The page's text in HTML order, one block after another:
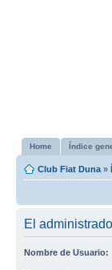
Home Índice
Club Fiat Duna »
El
Nombre de Usuario: